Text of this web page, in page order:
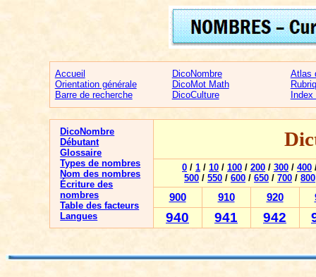
Accueil
Orientation générale
Barre de recherche
DicoNombre
DicoMot Math
DicoCulture
Atlas
DicoNombre
Débutant
Glossaire
Types de nombres
Nom des nombres
Écriture des
nombres
Table des facteurs
Langues
0 / 1 / 10 / 100 / 200 / 300 / 400
500 / 550 / 600 / 650 / 700 / 800
900 910 920
940 941 942